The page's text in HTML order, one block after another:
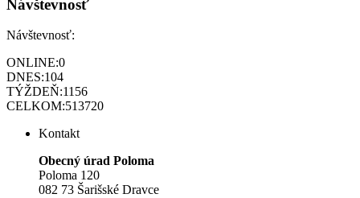
Návštevnosť
Návštevnosť:
ONLINE:0
DNES:104
TÝŽDEŇ:1156
CELKOM:513720
Kontakt
Obecný úrad Poloma
Poloma 120
082 73 Šarišské Dravce